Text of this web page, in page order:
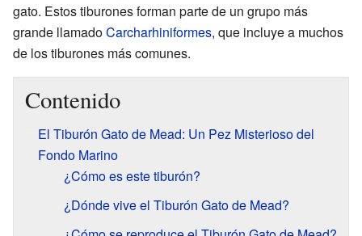
gato. Estos tiburones forman parte de un grupo más
grande llamadoCarcharhiniformes, que incluye a muchos
de los tiburones más comunes.
Contenido
El Tiburón Gato de Mead: Un Pez Misterioso del
Fondo Marino
¿Cómo es este tiburón?
¿Dónde vive el Tiburón Gato de Mead?